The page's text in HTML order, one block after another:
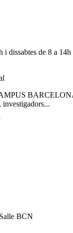
i dissabtes de 8 a 14h
investigadors...
BCN